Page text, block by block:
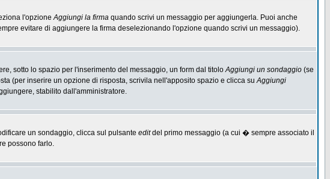
l'opzioneAggiungi la firma quando scrivi un messaggio per aggiungerla. Puoi anche
evitare di aggiungere la firma deselezionando l'opzione quando scrivi un messaggio).
sotto lo spazio per l'inserimento del messaggio, un form dal titoloAggiungi un sondaggio (se
(per inserire un opzione di risposta, scrivila nell'apposito spazio e clicca suAggiungi
stabilito dall'amministratore.
un sondaggio, clicca sul pulsante editdel primo messaggio (a cui � sempre associato il
possono farlo.